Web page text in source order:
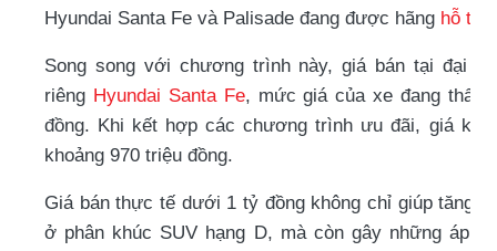
Hyundai Santa Fe và Palisade đang được hãng hỗ trợ
Song song với chương trình này, giá bán tại đại
riêng Hyundai Santa Fe, mức giá của xe đang thấp
đồng. Khi kết hợp các chương trình ưu đãi, giá
khoảng 970 triệu đồng.
Giá bán thực tế dưới 1 tỷ đồng không chỉ giúp tăng
ở phân khúc SUV hạng D, mà còn gây những áp